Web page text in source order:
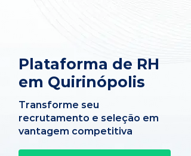
Plataforma de RH
em Quirinópolis
Transforme seu
recrutamento e seleção em
vantagem competitiva